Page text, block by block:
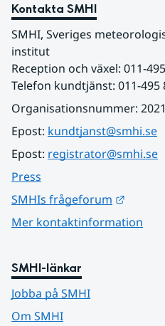
Kontakta SMHI
SMHI, Sveriges
institut
Reception och växel: 011-
Telefon kundtjänst: 011-495
Organisationsnummer:
Epost: kundtjanst@smhi.se
Epost: registrator@smhi.se
Press
SMHIs frågeforum
Mer kontaktinformation
SMHI-länkar
Jobba på SMHI
Om SMHI